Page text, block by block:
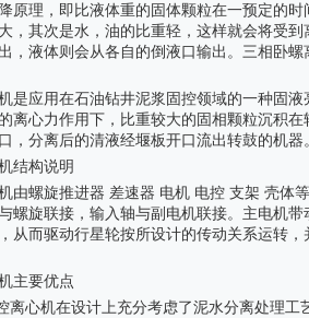
原理，即比液体重的固体颗粒在一预定的
，其次是水，油的比重轻，这样就会将受
，液体则会从各自的倒液口输出。三相卧
是应用在石油钻井泥浆固控领域的一种固
离心力作用下，比重较大的固相颗粒沉积
，分离后的清液经堰板开口流出转鼓的机器
结构说明
由螺旋推进器 差速器 电机 电控 支架 壳体
螺旋联接，输入轴与副电机联接。主电机
从而驱动行星轮按所设计的传动关系运转
主要优点
离心机在设计上充分考虑了泥水分离处理